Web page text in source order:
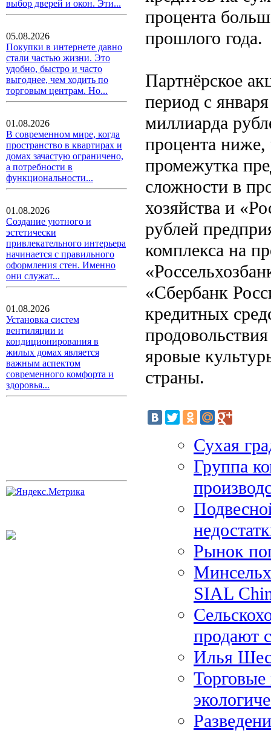
выбор дверей и окон. Эти...
05.08.2026
Покупки в интернете давно
стали частью жизни. Это
удобно, быстро и часто
выгоднее, чем ходить по
торговым центрам. Но...
01.08.2026
В современном мире, когда
пространство в квартирах и
домах зачастую ограничено,
а потребности в
функциональности...
01.08.2026
Создание уютного и
эстетически
привлекательного интерьера
начинается с правильного
оформления стен. Именно
они служат...
01.08.2026
Установка систем
вентиляции и
кондиционирования в
жилых домах является
важным аспектом
современного комфорта и
здоровья...
процента
прошлого года.
Партнёрское
период с
миллиарда
процента ниже,
промежутка
сложности в
хозяйства и
рублей
комплекса на
«Сбербанк
кредитных
яровые
страны.
Сухая
Группа
Рынок
SIAL
продают
Илья
Торговые